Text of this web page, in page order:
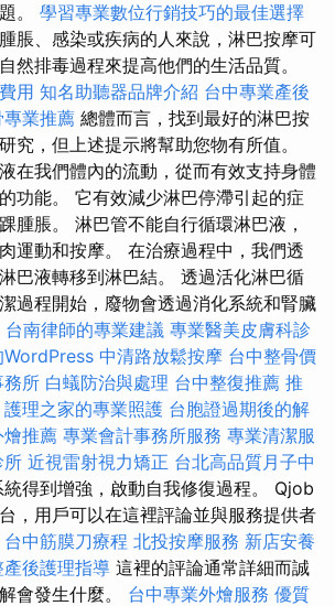
。 學習專業數位行銷技巧的最佳選擇
脹、感染或疾病的人來說，淋巴按摩可
然排毒過程來提高他們的生活品質。
用 知名助聽器品牌介紹 台中專業產後
業推薦 總體而言，找到最好的淋巴按
究，但上述提示將幫助您物有所值。
在我們體內的流動，從而有效支持身體
功能。 它有效減少淋巴停滯引起的症
腫脹。 淋巴管不能自行循環淋巴液，
運動和按摩。 在治療過程中，我們透
巴液轉移到淋巴結。 透過活化淋巴循
過程開始，廢物會透過消化系統和腎臟
台南律師的專業建議 專業醫美皮膚科診
WordPress 中清路放鬆按摩 台中整骨價
務所 白蟻防治與處理 台中整復推薦 推
護理之家的專業照護 台胞證過期後的解
燴推薦 專業會計事務所服務 專業清潔服
所 近視雷射視力矯正 台北高品質月子中
得到增強，啟動自我修復過程。 Qjob
，用戶可以在這裡評論並與服務提供者
台中筋膜刀療程 北投按摩服務 新店安養
產後護理指導 這裡的評論通常詳細而誠
會發生什麼。 台中專業外燴服務 優質